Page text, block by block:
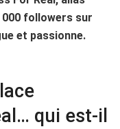
000 followers sur
et passionne.
qui est-il